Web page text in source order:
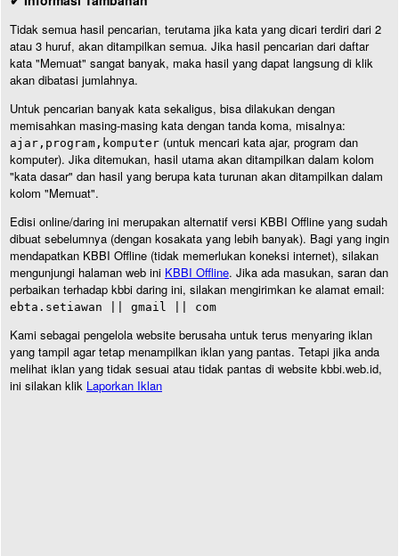
Tidak semua hasil pencarian, terutama jika kata yang dicari terdiri dari 2
atau 3 huruf, akan ditampilkan semua. Jika hasil pencarian dari daftar
kata "Memuat" sangat banyak, maka hasil yang dapat langsung di klik
akan dibatasi jumlahnya.
Untuk pencarian banyak kata sekaligus, bisa dilakukan dengan
memisahkan masing-masing kata dengan tanda koma, misalnya:
ajar,program,komputer (untuk mencari kata ajar, program dan
komputer). Jika ditemukan, hasil utama akan ditampilkan dalam kolom
"kata dasar" dan hasil yang berupa kata turunan akan ditampilkan dalam
kolom "Memuat".
Edisi online/daring ini merupakan alternatif versi KBBI Offline yang sudah
dibuat sebelumnya (dengan kosakata yang lebih banyak). Bagi yang ingin
mendapatkan KBBI Offline (tidak memerlukan koneksi internet), silakan
mengunjungi halaman web ini KBBI Offline. Jika ada masukan, saran dan
perbaikan terhadap kbbi daring ini, silakan mengirimkan ke alamat email:
ebta.setiawan || gmail || com
Kami sebagai pengelola website berusaha untuk terus menyaring iklan
yang tampil agar tetap menampilkan iklan yang pantas. Tetapi jika anda
melihat iklan yang tidak sesuai atau tidak pantas di website kbbi.web.id,
ini silakan klik Laporkan Iklan